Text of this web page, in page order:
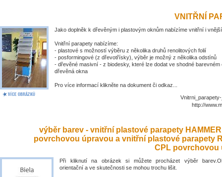
VNITŘNÍ
Jako doplněk k dřevěným i plastovým oknům nabízíme vnitřní i
Vnitřní parapety nabízíme:
- plastové s možností výběru z několika druhů renolitových folií
- posformingové (z dřevotřísky), výběr je možný z několika odstínů
- dřevěné masivní - z biodesky, které lze dodat ve shodné barevném
dřevěná okna
Pro více informací klikněte na dokument či odkaz...
http://
výběr barev - vnitřní plastové parapety
povrchovou úpravou a vnitřní plastové parapety
CPL povrchovou
Při kliknutí na obrázek si můžete procházet výběr
orientační a ve skutečnosti se mohou trochu lišit.